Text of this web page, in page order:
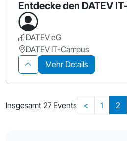
Entdecke den DATEV
DATEV eG
DATEV IT-Campus
Mehr Details
Insgesamt 27 Events < 1 2